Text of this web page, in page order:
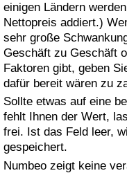
einigen Ländern
Nettopreis addiert.)
sehr große
Geschäft zu Geschäft
Faktoren gibt, geben
dafür bereit wären zu
Sollte etwas auf eine
fehlt Ihnen der Wert,
frei. Ist das Feld leer,
gespeichert.
Numbeo zeigt keine
in Akaba
Immobilienpreis-
Immobilienpreis-
Lebensqualität-Index
Lebensqualitätsindex
Kriminalität
Kriminalitäts-Index
Kriminalitäts-Index